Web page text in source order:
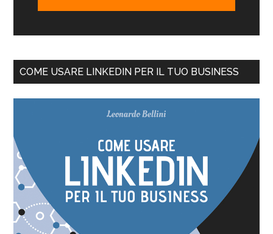
COME USARE LINKEDIN PER IL TUO BUSINESS